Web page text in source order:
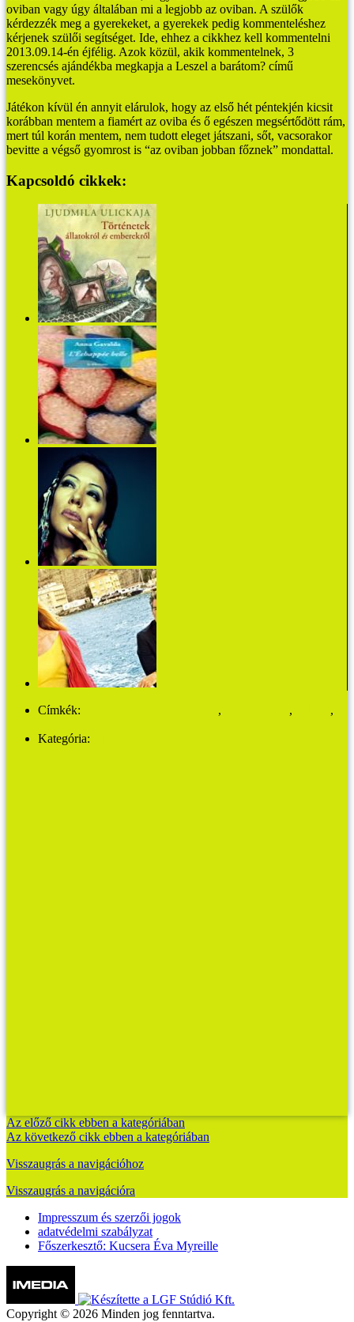
oviban vagy úgy általában mi a legjobb az oviban. A szülők
kérdezzék meg a gyerekeket, a gyerekek pedig kommenteléshez
kérjenek szülői segítséget. Ide, ehhez a cikkhez kell kommentelni
2013.09.14-én éjfélig. Azok közül, akik kommentelnek, 3
szerencsés ajándékba megkapja a Leszel a barátom? című
mesekönyvet.
Játékon kívül én annyit elárulok, hogy az első hét péntekjén kicsit
korábban mentem a fiamért az oviba és ő egészen megsértődött rám,
mert túl korán mentem, nem tudott eleget játszani, sőt, vacsorakor
bevitte a végső gyomrost is “az oviban jobban főznek” mondattal.
Kapcsoldó cikkek:
Címkék: , ,
,
Kategória:
Az előző cikk ebben a kategóriában
Az következő cikk ebben a kategóriában
Visszaugrás a navigációhoz
Visszaugrás a navigációra
Impresszum és szerzői jogok
adatvédelmi szabályzat
Főszerkesztő: Kucsera Éva Myreille
Copyright © 2026 Minden jog fenntartva.